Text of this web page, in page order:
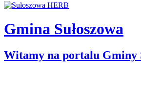
Gmina Sułoszowa
Witamy na portalu Gminy